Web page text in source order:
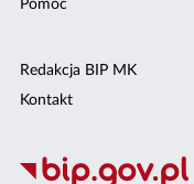
Pomoc
Redakcja BIP MK
Kontakt